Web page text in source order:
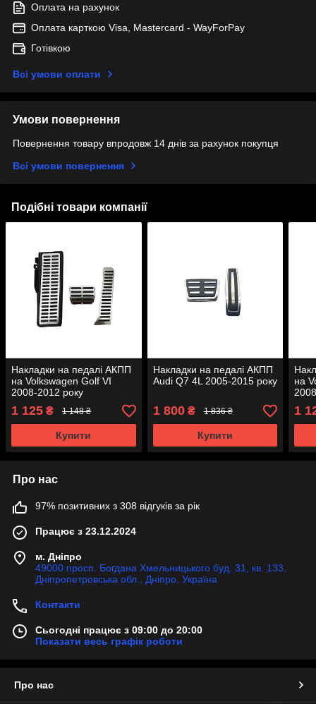
Оплата на рахунок
Оплата карткою Visa, Mastercard - WayForPay
Готівкою
Всі умови оплати
Умови повернення
Повернення товару впродовж 14 днів за рахунок покупця
Всі умови повернення
Подібні товари компанії
Накладки на педалі АКПП
на Volkswagen Golf VI
2008-2012 року
1 125 ₴ 1 148 ₴
Купити
Накладки на педалі АКПП
Audi Q7 4L 2005-2015 року
1 800₴ 1 836 ₴
Купити
на
1
Про нас
97% позитивних з 308 відгуків за рік
Працює з 23.12.2024
м. Дніпро
49000 просп. Богдана Хмельницького буд. 31, кв. 133,
Дніпропетровська обл., Дніпро, Україна
Контакти
Сьогодні працює з 09:00 до 20:00
Показати весь графік роботи
Про нас